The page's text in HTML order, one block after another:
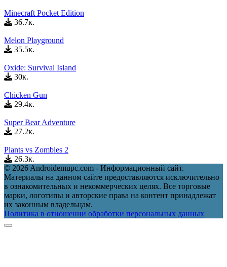
Minecraft Pocket Edition
36.7к.
Melon Playground
35.5к.
Oxide: Survival Island
30к.
Chicken Gun
29.4к.
Super Bear Adventure
27.2к.
Plants vs Zombies 2
26.3к.
© 2026 Androidemupc.com - Информационный сайт.
Материалы на данном сайте предоставляются исключительно
в ознакомительных и некоммерческих целях. Все торговые
марки, логотипы и авторские права на контент принадлежат
их законным владельцам.
Политика в отношении обработки персональных данных